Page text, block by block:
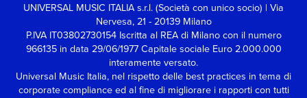
UNIVERSAL MUSIC ITALIA s.r.l. (Società con unico socio) | Via
Nervesa, 21 - 20139 Milano
P.IVA IT03802730154 Iscritta al REA di Milano con il numero
966135 in data 29/06/1977Capitale sociale Euro 2.000.000
interamente versato.
Universal Music Italia, nel rispetto delle best practices in tema di
corporate compliance ed al fine di migliorare i rapporti con tutti